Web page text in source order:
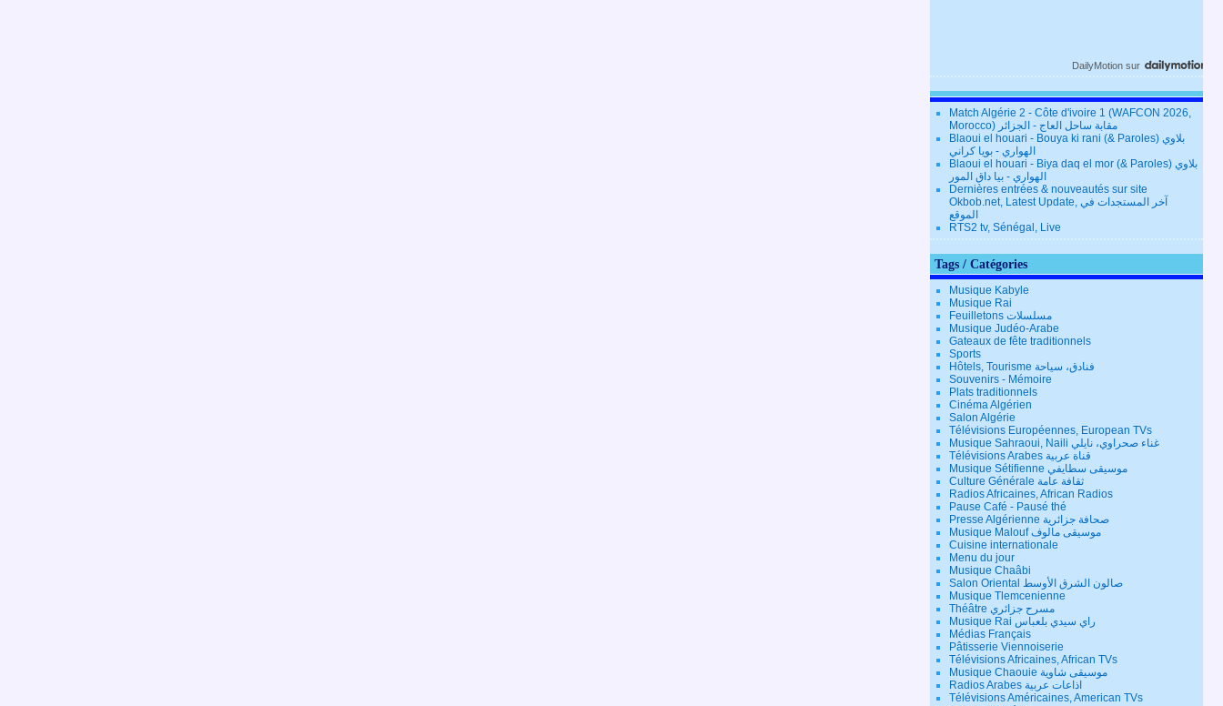
DailyMotion sur
Match Algérie 2 - Côte d'ivoire 1 (WAFCON 2026,
Morocco) مقابة ساحل العاج - الجزائر
Blaoui el houari - Bouya ki rani (& Paroles) بلاوي
الهواري - بويا كراني
Blaoui el houari - Biya daq el mor (& Paroles) بلاوي
الهواري - بيا داق المور
Dernières entrées & nouveautés sur site
Okbob.net, Latest Update, آخر المستجدات في
الموقع
RTS2 tv, Sénégal, Live
Tags / Catégories
Musique Kabyle
Musique Rai
Feuilletons مسلسلات
Musique Judéo-Arabe
Gateaux de fête traditionnels
Sports
Hôtels, Tourisme فنادق، سياحة
Souvenirs - Mémoire
Plats traditionnels
Cinéma Algérien
Salon Algérie
Télévisions Européennes, European TVs
Musique Sahraoui, Naili غناء صحراوي، نايلي
Télévisions Arabes قناة عربية
Musique Sétifienne موسيقى سطايفي
Culture Générale ثقافة عامة
Radios Africaines, African Radios
Pause Café - Pausé thé
Presse Algérienne صحافة جزائرية
Musique Malouf موسيقى مالوف
Cuisine internationale
Menu du jour
Musique Chaâbi
Salon Oriental صالون الشرق الأوسط
Musique Tlemcenienne
Théâtre مسرح جزائري
Musique Rai راي سيدي بلعباس
Médias Français
Pâtisserie Viennoiserie
Télévisions Africaines, African TVs
Musique Chaouie موسيقى شاوية
Radios Arabes اذاعات عربية
Télévisions Américaines, American TVs